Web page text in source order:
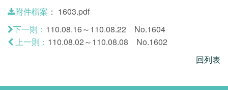
附件檔案 ： 1603.pdf
下一則： 110.08.16～110.08.22 No.1604
上一則： 110.08.02～110.08.08 No.1602
回列表